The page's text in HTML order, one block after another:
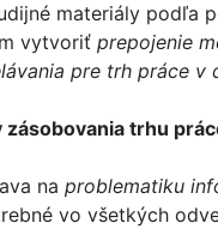
materiály podľa
vytvoriť prepojenie
pre trh práce v
zásobovania trhu
na problematiku
vo všetkých